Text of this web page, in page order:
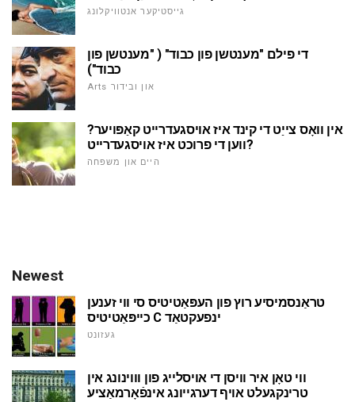
גייסטיקער אנטוויקלונג
די פילם "מענטשן פון כבוד" ( "מענטשן פון
כבוד")
Arts און ובידור
אין וואָס צייַט די קינד איז אויסגעדרייט קאַפּויער?
ווען די פרוכט איז אויסגעדרייט?
היים און משפּחה
Newest
טראַנסמיסיע רוץ פון העפּאַטיטיס סי ווי זענען
כייפּאַטיטיס C ינפעקטאַד
געזונט
ווי טאָן איר וויסן די אויסלייג פון וווינונג אין
טרינקגעלט אויף דערגייונג אינפֿאָרמאַציע